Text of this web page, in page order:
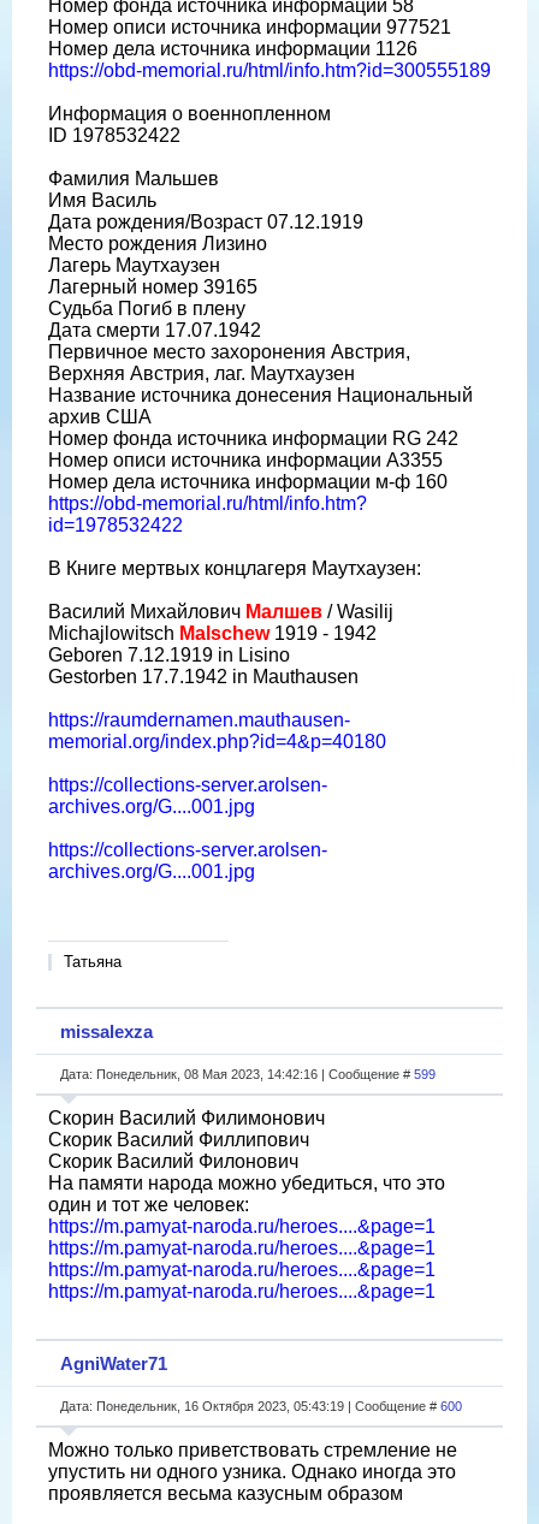
Номер фонда источника информации 58
Номер описи источника информации 977521
Номер дела источника информации 1126
https://obd-memorial.ru/html/info.htm?id=300555189
Информация о военнопленном
ID 1978532422
Фамилия Мальшев
Имя Василь
Дата рождения/Возраст 07.12.1919
Место рождения Лизино
Лагерь Маутхаузен
Лагерный номер 39165
Судьба Погиб в плену
Дата смерти 17.07.1942
Первичное место захоронения Австрия,
Верхняя Австрия, лаг. Маутхаузен
Название источника донесения Национальный
архив США
Номер фонда источника информации RG 242
Номер описи источника информации A3355
Номер дела источника информации м-ф 160
https://obd-memorial.ru/html/info.htm?
id=1978532422
В Книге мертвых концлагеря Маутхаузен:
Василий Михайлович Малшев / Wasilij
Michajlowitsch Malschew1919 - 1942
Geboren 7.12.1919 in Lisino
Gestorben 17.7.1942 in Mauthausen
https://raumdernamen.mauthausen-
memorial.org/index.php?id=4&p=40180
https://collections-server.arolsen-
archives.org/G....001.jpg
https://collections-server.arolsen-
archives.org/G....001.jpg
Татьяна
missalexza
Дата: Понедельник, 08 Мая 2023, 14:42:16 | Сообщение # 599
Скорин Василий Филимонович
Скорик Василий Филлипович
Скорик Василий Филонович
На памяти народа можно убедиться, что это
один и тот же человек:
https://m.pamyat-naroda.ru/heroes....&page=1
https://m.pamyat-naroda.ru/heroes....&page=1
https://m.pamyat-naroda.ru/heroes....&page=1
https://m.pamyat-naroda.ru/heroes....&page=1
AgniWater71
Дата: Понедельник, 16 Октября 2023, 05:43:19 | Сообщение # 600
Можно только приветствовать стремление не
упустить ни одного узника. Однако иногда это
проявляется весьма казусным образом